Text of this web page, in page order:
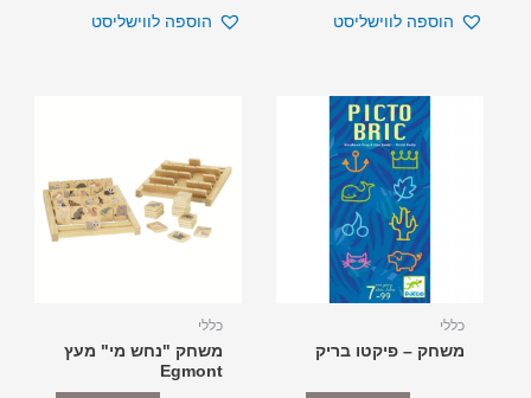
הוספה לווישליסט הוספה לווישליסט
כללי
משחק – פיקטו בריק
כללי
משחק "נחש מי" מעץ
Egmont